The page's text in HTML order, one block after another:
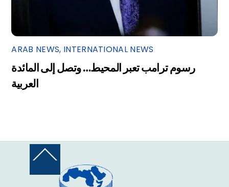
ARAB NEWS, INTERNATIONAL NEWS
رسوم ترامب تعبر المحيط… وتصل إلى المائدة
العربية
Back
Top